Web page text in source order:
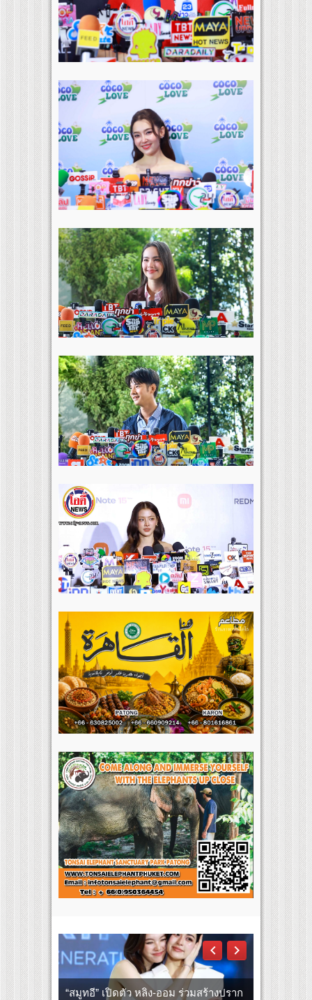
“เอมี่ กลิ่นประทุม” แชร์ประสบการณ์จริง
ติดเชื้อ HPV ชวนคนไทย “เลิกอาย เลิก
2026 ภายใต้คอนเซปต์ “Modern City
Feelings” สะท้อนความหลากหลายของ
ผู้คนและการใช้ชีวิตผ่านเสื้อผ้าที่ตอบ
โจทย์ทุกวัน คอลเลคชันที่ได้รับแรง
บันดาลใจจากความหลากหลายของผู้คน
“สมูทอี” เปิดตัว หลิง-ออม ร่วมสร้างปราก
เริ่มแล้ว! “เปรี้ยวปาก Festival 2026” ยก
ขบวนสตรีทฟู้ดดัง–ร้านอร่อยทั่วไทย เต๋อ-
ฉันทวิชช์ และ อร-พัทธ์ธีรา นำทัพชวนชิม
“จินวุค-ขุนพล-ฮาร์ท” แท็กทีมเสิร์ฟ “แฟน
ต้า” 10 บาท จัดเต็มความอร่อยซ่า โดน